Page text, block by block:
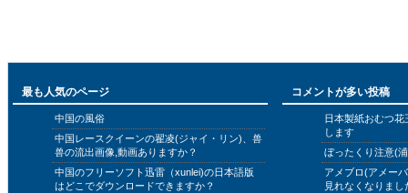
最も人気のページ
中国の風俗
中国レースクイーンの翟凌(ジャイ・リン)、兽
兽の流出画像,動画ありますか？
中国のフリーソフト迅雷（xunlei)の日本語版
はどこでダウンロードできますか？
コメントが多い投稿
日本製紙おむつ
します
ぼったくり注意(
アメブロ(アメー
見れなくなりまし